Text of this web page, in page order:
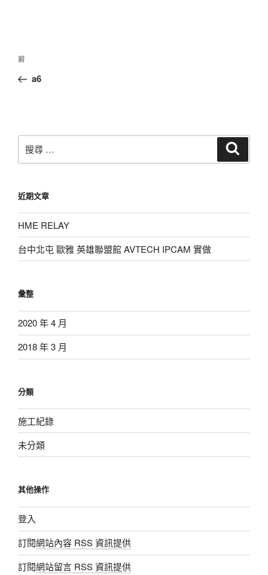
文
導
上
一
前
a6
搜
尋：
近期文章
HME RELAY
台中北屯 歐雅 英雄聯盟館 AVTECH IPCAM 實做
彙整
2020 年 4 月
2018 年 3 月
分類
施工紀錄
未分類
其他操作
登入
訂閱網站內容 RSS 資訊提供
訂閱網站留言 RSS 資訊提供